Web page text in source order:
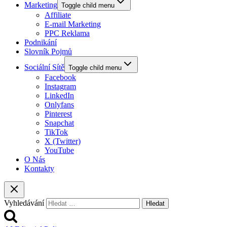
Marketing Toggle child menu
Affiliate
E-mail Marketing
PPC Reklama
Podnikání
Slovník Pojmů
Sociální Sítě Toggle child menu
Facebook
Instagram
LinkedIn
Onlyfans
Pinterest
Snapchat
TikTok
X (Twitter)
YouTube
O Nás
Kontakty
Vyhledávání